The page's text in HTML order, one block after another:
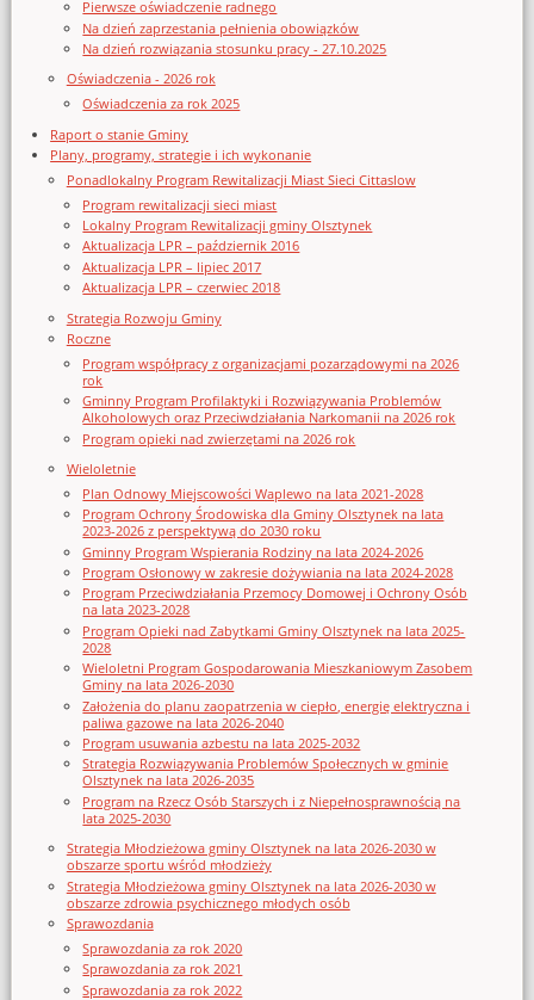
Pierwsze oświadczenie radnego
Na dzień zaprzestania pełnienia obowiązków
Na dzień rozwiązania stosunku pracy - 27.10.2025
Oświadczenia - 2026 rok
Oświadczenia za rok 2025
Raport o stanie Gminy
Plany, programy, strategie i ich wykonanie
Ponadlokalny Program Rewitalizacji Miast Sieci Cittaslow
Program rewitalizacji sieci miast
Lokalny Program Rewitalizacji gminy Olsztynek
Aktualizacja LPR – październik 2016
Aktualizacja LPR – lipiec 2017
Aktualizacja LPR – czerwiec 2018
Strategia Rozwoju Gminy
Roczne
Program współpracy z organizacjami pozarządowymi na 2026
rok
Gminny Program Profilaktyki i Rozwiązywania Problemów
Alkoholowych oraz Przeciwdziałania Narkomanii na 2026 rok
Program opieki nad zwierzętami na 2026 rok
Wieloletnie
Plan Odnowy Miejscowości Waplewo na lata 2021-2028
Program Ochrony Środowiska dla Gminy Olsztynek na lata
2023-2026 z perspektywą do 2030 roku
Gminny Program Wspierania Rodziny na lata 2024-2026
Program Osłonowy w zakresie dożywiania na lata 2024-2028
Program Przeciwdziałania Przemocy Domowej i Ochrony Osób
na lata 2023-2028
Program Opieki nad Zabytkami Gminy Olsztynek na lata 2025-
2028
Wieloletni Program Gospodarowania Mieszkaniowym Zasobem
Gminy na lata 2026-2030
Założenia do planu zaopatrzenia w ciepło, energię elektryczna i
paliwa gazowe na lata 2026-2040
Program usuwania azbestu na lata 2025-2032
Strategia Rozwiązywania Problemów Społecznych w gminie
Olsztynek na lata 2026-2035
Program na Rzecz Osób Starszych i z Niepełnosprawnością na
lata 2025-2030
Strategia Młodzieżowa gminy Olsztynek na lata 2026-2030 w
obszarze sportu wśród młodzieży
Strategia Młodzieżowa gminy Olsztynek na lata 2026-2030 w
obszarze zdrowia psychicznego młodych osób
Sprawozdania
Sprawozdania za rok 2020
Sprawozdania za rok 2021
Sprawozdania za rok 2022